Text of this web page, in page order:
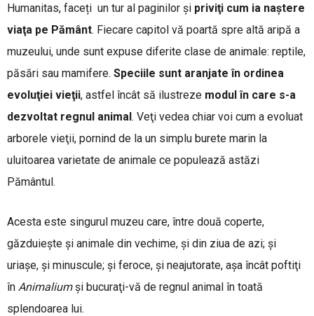
Humanitas, faceți un tur al paginilor şi priviţi cum ia naştere
viaţa pe Pământ. Fiecare capitol vă poartă spre altă aripă a
muzeului, unde sunt expuse diferite clase de animale: reptile,
păsări sau mamifere. Speciile sunt aranjate în ordinea
evoluţiei vieţii, astfel încât să ilustreze modul în care s-a
dezvoltat regnul animal. Veţi vedea chiar voi cum a evoluat
arborele vieţii, pornind de la un simplu burete marin la
uluitoarea varietate de animale ce populează astăzi
Pământul.
Acesta este singurul muzeu care, între două coperte,
găzduieşte şi animale din vechime, şi din ziua de azi; şi
uriaşe, şi minuscule; şi feroce, şi neajutorate, aşa încât poftiţi
în Animaliumşi bucuraţi-vă de regnul animal în toată
splendoarea lui.